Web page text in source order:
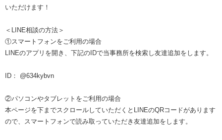
いただけます！
＜LINE相談の方法＞
①スマートフォンをご利用の場合
LINEのアプリを開き、下記のIDで当事務所を検索し友達追加をします。
ID： @634kybvn
②パソコンやタブレットをご利用の場合
本ページを下までスクロールしていただくとLINEのQRコードがあります
ので、スマートフォンで読み取っていただき友達追加をします。